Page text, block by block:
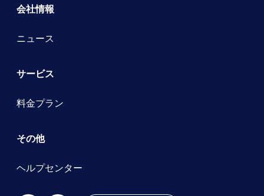
会社情報
ニュース
サービス
料金プラン
その他
ヘルプセンター